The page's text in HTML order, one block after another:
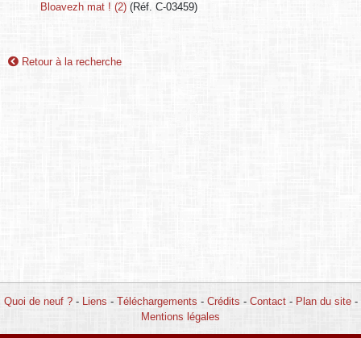
Bloavezh mat ! (2) (Réf. C-03459)
Retour à la recherche
Quoi de neuf ?- Liens - Téléchargements - Crédits - Contact- Plan du site-
Mentions légales